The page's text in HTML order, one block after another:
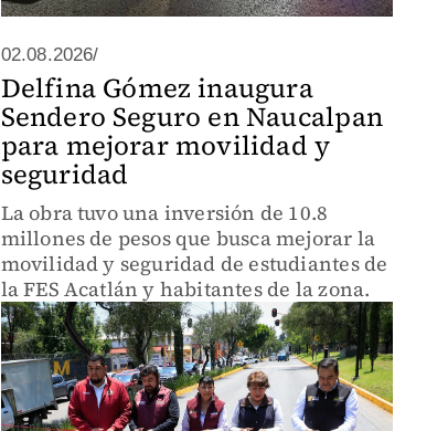
02.08.2026/
Delfina Gómez inaugura
Sendero Seguro en Naucalpan
para mejorar movilidad y
seguridad
La obra tuvo una inversión de 10.8
millones de pesos que busca mejorar la
movilidad y seguridad de estudiantes de
la FES Acatlán y habitantes de la zona.